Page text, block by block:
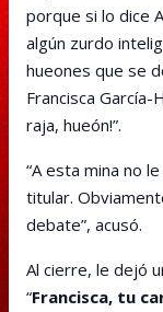
porque si lo dice
algún zurdo
hueones que se
Francisca García-
raja, hueón!”.
“A esta mina no
titular.
debate”, acusó.
Al cierre, le dejó
“Francisca, tu